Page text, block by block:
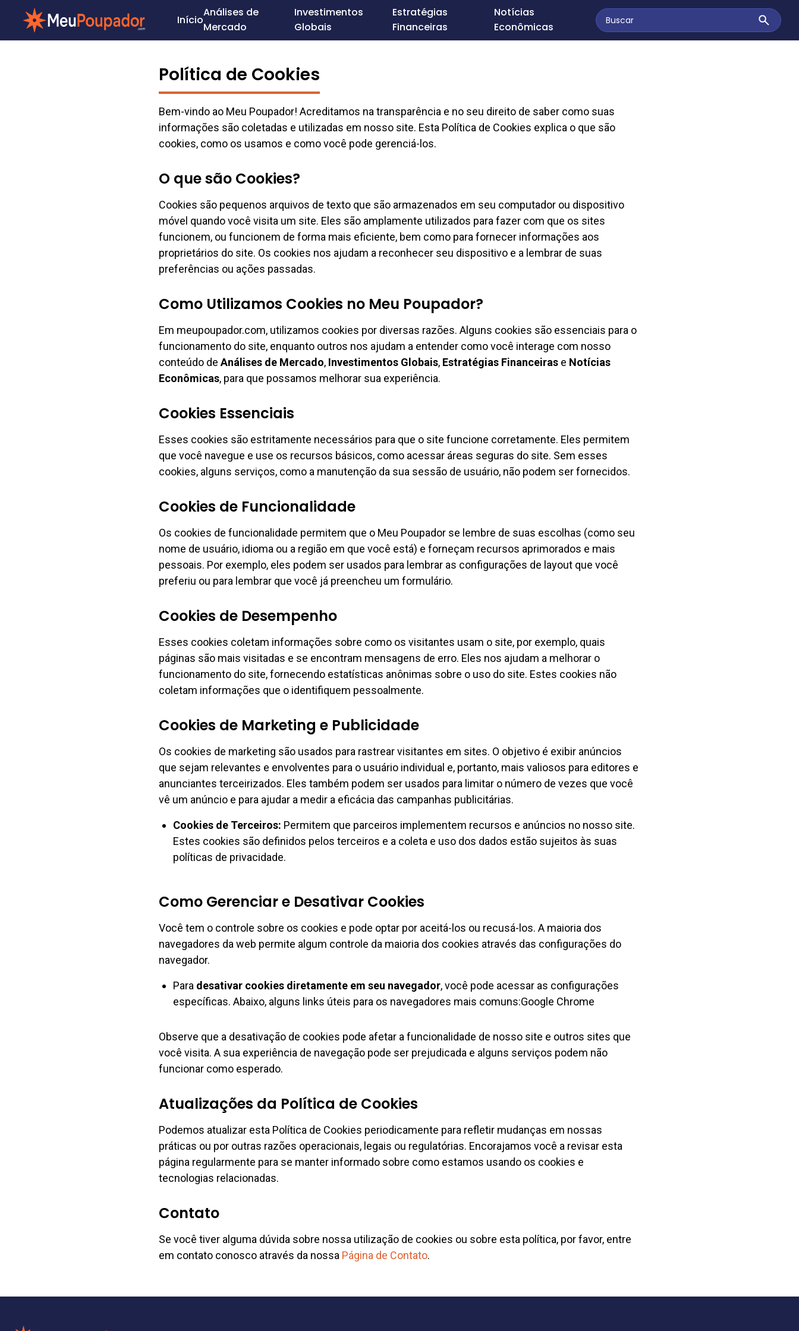
Início
Análises de
Mercado
Investimentos
Globais
Estratégias
Financeiras
Notícias
Econômicas
Política de Cookies
Bem-vindo ao Meu Poupador! Acreditamos na transparência e no seu direito de saber como suas
informações são coletadas e utilizadas em nosso site. Esta Política de Cookies explica o que são
cookies, como os usamos e como você pode gerenciá-los.
O que são Cookies?
Cookies são pequenos arquivos de texto que são armazenados em seu computador ou dispositivo
móvel quando você visita um site. Eles são amplamente utilizados para fazer com que os sites
funcionem, ou funcionem de forma mais eficiente, bem como para fornecer informações aos
proprietários do site. Os cookies nos ajudam a reconhecer seu dispositivo e a lembrar de suas
preferências ou ações passadas.
Como Utilizamos Cookies no Meu Poupador?
Em meupoupador.com, utilizamos cookies por diversas razões. Alguns cookies são essenciais para o
funcionamento do site, enquanto outros nos ajudam a entender como você interage com nosso
conteúdo de Análises de Mercado, Investimentos Globais, Estratégias Financeiras e Notícias
Econômicas, para que possamos melhorar sua experiência.
Cookies Essenciais
Esses cookies são estritamente necessários para que o site funcione corretamente. Eles permitem
que você navegue e use os recursos básicos, como acessar áreas seguras do site. Sem esses
cookies, alguns serviços, como a manutenção da sua sessão de usuário, não podem ser fornecidos.
Cookies de Funcionalidade
Os cookies de funcionalidade permitem que o Meu Poupador se lembre de suas escolhas (como seu
nome de usuário, idioma ou a região em que você está) e forneçam recursos aprimorados e mais
pessoais. Por exemplo, eles podem ser usados para lembrar as configurações de layout que você
preferiu ou para lembrar que você já preencheu um formulário.
Cookies de Desempenho
Esses cookies coletam informações sobre como os visitantes usam o site, por exemplo, quais
páginas são mais visitadas e se encontram mensagens de erro. Eles nos ajudam a melhorar o
funcionamento do site, fornecendo estatísticas anônimas sobre o uso do site. Estes cookies não
coletam informações que o identifiquem pessoalmente.
Cookies de Marketing e Publicidade
Os cookies de marketing são usados para rastrear visitantes em sites. O objetivo é exibir anúncios
que sejam relevantes e envolventes para o usuário individual e, portanto, mais valiosos para editores e
anunciantes terceirizados. Eles também podem ser usados para limitar o número de vezes que você
vê um anúncio e para ajudar a medir a eficácia das campanhas publicitárias.
Cookies de Terceiros: Permitem que parceiros implementem recursos e anúncios no nosso site.
Estes cookies são definidos pelos terceiros e a coleta e uso dos dados estão sujeitos às suas
políticas de privacidade.
Como Gerenciar e Desativar Cookies
Você tem o controle sobre os cookies e pode optar por aceitá-los ou recusá-los. A maioria dos
navegadores da web permite algum controle da maioria dos cookies através das configurações do
navegador.
Para desativar cookies diretamente em seu navegador, você pode acessar as configurações
específicas. Abaixo, alguns links úteis para os navegadores mais comuns:Google Chrome
Observe que a desativação de cookies pode afetar a funcionalidade de nosso site e outros sites que
você visita. A sua experiência de navegação pode ser prejudicada e alguns serviços podem não
funcionar como esperado.
Atualizações da Política de Cookies
Podemos atualizar esta Política de Cookies periodicamente para refletir mudanças em nossas
práticas ou por outras razões operacionais, legais ou regulatórias. Encorajamos você a revisar esta
página regularmente para se manter informado sobre como estamos usando os cookies e
tecnologias relacionadas.
Contato
Se você tiver alguma dúvida sobre nossa utilização de cookies ou sobre esta política, por favor, entre
em contato conosco através da nossa Página de Contato.